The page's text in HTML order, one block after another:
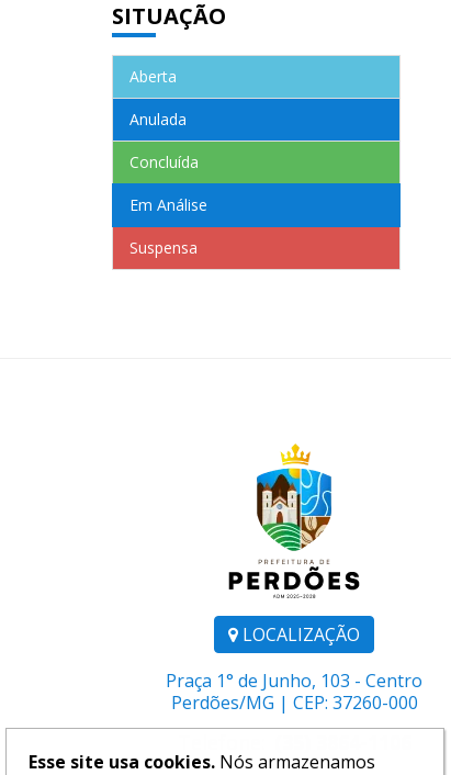
SITUAÇÃO
Aberta
Anulada
Concluída
Em Análise
Suspensa
LOCALIZAÇÃO
Praça 1° de Junho, 103 - Centro
Perdões/MG | CEP: 37260-000
Esse site usa cookies. Nós armazenamos